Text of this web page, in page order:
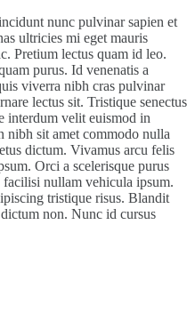
nunc pulvinar sapien et
ultricies mi eget mauris
Pretium lectus quam id leo.
purus. Id venenatis a
viverra nibh cras pulvinar
lectus sit. Tristique senectus
interdum velit euismod in
nibh sit amet commodo nulla
dictum. Vivamus arcu felis
Orci a scelerisque purus
nullam vehicula ipsum.
tristique risus. Blandit
non. Nunc id cursus